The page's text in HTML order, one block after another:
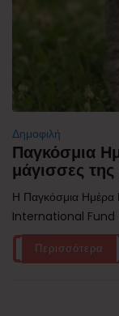
Δημοφιλή
Παγκόσμια
μάγισσες
Η Παγκόσμια Ημέρα
International Fund
Περισσότερα